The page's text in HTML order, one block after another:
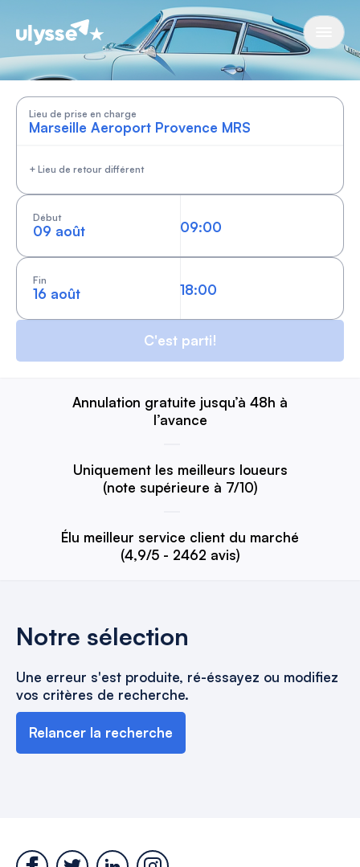
Lieu de prise en charge
+ Lieu de retour différent
Début
09 août
Fin
16 août
C'est parti!
Annulation gratuite jusqu’à 48h à
l’avance
Uniquement les meilleurs loueurs
(note supérieure à 7/10)
Élu meilleur service client du marché
(4,9/5 - 2462 avis)
Notre sélection
Une erreur s'est produite, ré-éssayez ou modifiez
vos critères de recherche.
Relancer la recherche